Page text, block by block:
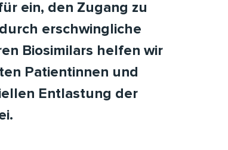
ein, den Zugang zu
erschwingliche
Biosimilars helfen wir
Patientinnen und
Entlastung der